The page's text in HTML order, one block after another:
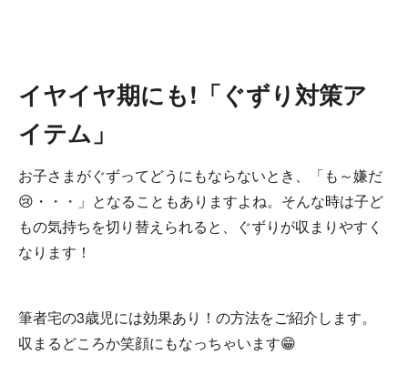
イヤイヤ期にも!「ぐずり対策ア
イテム」
お子さまがぐずってどうにもならないとき、「も～嫌だ
😢・・・」となることもありますよね。そんな時は子ど
もの気持ちを切り替えられると、ぐずりが収まりやすく
なります！
筆者宅の3歳児には効果あり！の方法をご紹介します。
収まるどころか笑顔にもなっちゃいます😁